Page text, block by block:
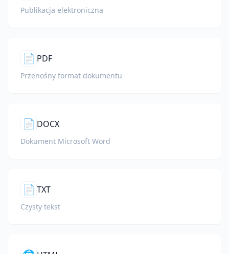
Publikacja elektroniczna
📄 PDF
Przenośny format dokumentu
📄 DOCX
Dokument Microsoft Word
📄 TXT
Czysty tekst